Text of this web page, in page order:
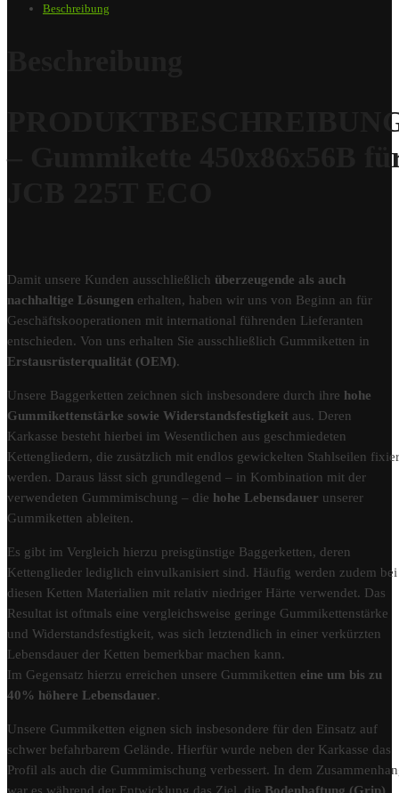
Beschreibung
– Gummikette 450x86x56B
Damit unsere Kunden ausschließlich überzeugende als auch
nachhaltige Lösungen erhalten, haben wir uns von Beginn an für
Geschäftskooperationen mit international führenden Lieferanten
entschieden. Von uns erhalten Sie ausschließlich Gummiketten in
Erstausrüsterqualität (OEM).
Unsere Baggerketten zeichnen sich insbesondere durch ihre hohe
Gummikettenstärke sowie Widerstandsfestigkeit aus. Deren
Karkasse besteht hierbei im Wesentlichen aus geschmiedeten
Kettengliedern, die zusätzlich mit endlos gewickelten Stahlseilen
werden. Daraus lässt sich grundlegend – in Kombination mit der
verwendeten Gummimischung – die hohe Lebensdauer unserer
Gummiketten ableiten.
Es gibt im Vergleich hierzu preisgünstige Baggerketten, deren
Kettenglieder lediglich einvulkanisiert sind. Häufig werden zudem bei
diesen Ketten Materialien mit relativ niedriger Härte verwendet. Das
Resultat ist oftmals eine vergleichsweise geringe Gummikettenstärke
und Widerstandsfestigkeit, was sich letztendlich in einer verkürzten
Lebensdauer der Ketten bemerkbar machen kann.
Im Gegensatz hierzu erreichen unsere Gummiketten eine um bis zu
40% höhere Lebensdauer.
Unsere Gummiketten eignen sich insbesondere für den Einsatz auf
schwer befahrbarem Gelände. Hierfür wurde neben der Karkasse das
Profil als auch die Gummimischung verbessert. In dem